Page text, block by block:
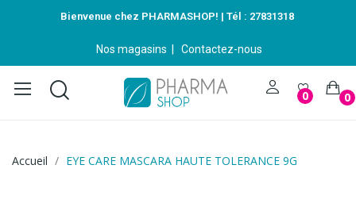
Bienvenue chez PHARMASHOP! | Tél : 27831318
Nos magasins Contactez-nous
0 0
Accueil EYE CARE MASCARA HAUTE TOLERANCE 9G